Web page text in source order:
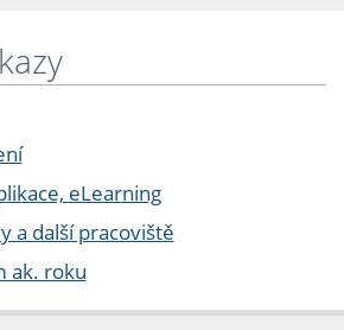
eLearning
a další pracoviště
ak. roku